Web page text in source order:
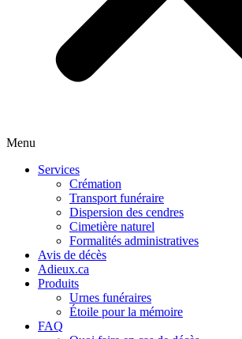
Menu
Services
Crémation
Transport funéraire
Dispersion des cendres
Cimetière naturel
Formalités administratives
Avis de décès
Adieux.ca
Produits
Urnes funéraires
Étoile pour la mémoire
FAQ